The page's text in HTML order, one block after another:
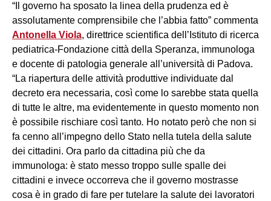
“Il governo ha sposato la linea della prudenza ed è
assolutamente comprensibile che l’abbia fatto” commenta
Antonella Viola, direttrice scientifica dell’Istituto di ricerca
pediatrica-Fondazione città della Speranza, immunologa
e docente di patologia generale all’università di Padova.
“La riapertura delle attività produttive individuate dal
decreto era necessaria, così come lo sarebbe stata quella
di tutte le altre, ma evidentemente in questo momento non
è possibile rischiare così tanto. Ho notato però che non si
fa cenno all’impegno dello Stato nella tutela della salute
dei cittadini. Ora parlo da cittadina più che da
immunologa: è stato messo troppo sulle spalle dei
cittadini e invece occorreva che il governo mostrasse
cosa è in grado di fare per tutelare la salute dei lavoratori